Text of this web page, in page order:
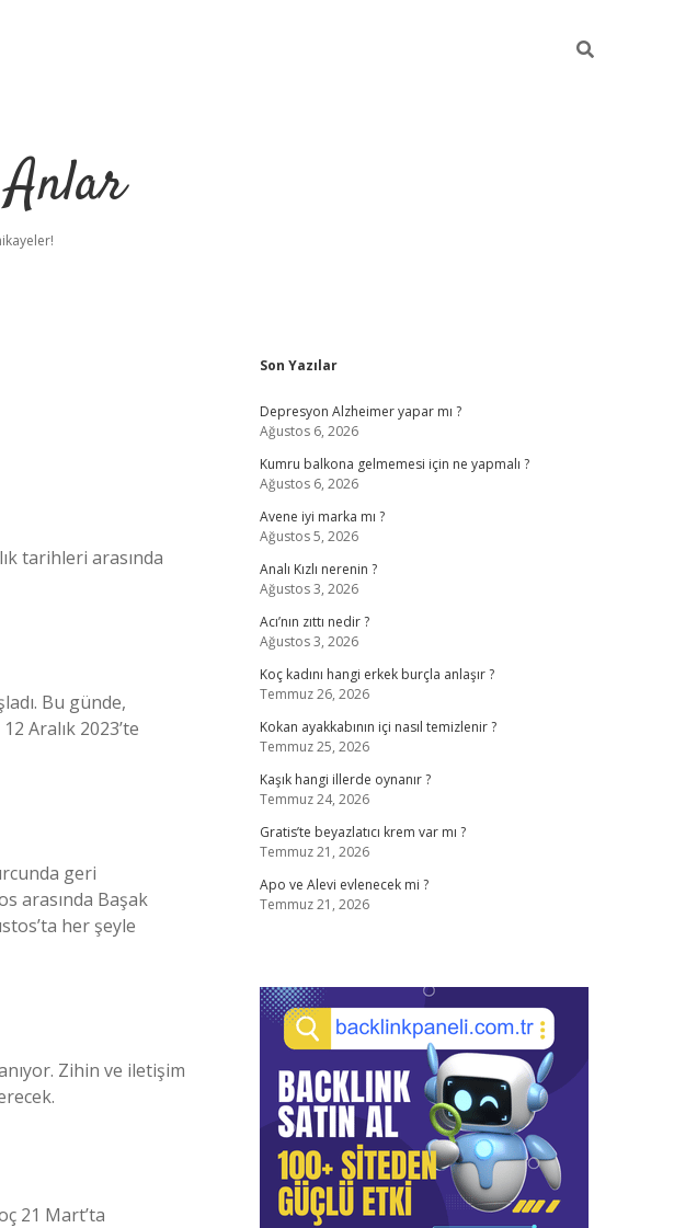
tarihleri ​​arasında
Bu günde,
Aralık 2023’te
geri
arasında Başak
her şeyle
Zihin ve iletişim
21 Mart’ta
Sidebar
Son Yazılar
Depresyon Alzheimer yapar mı ?
Ağustos 6, 2026
Kumru balkona gelmemesi için ne yapmalı ?
Ağustos 6, 2026
Avene iyi marka mı ?
Ağustos 5, 2026
Analı Kızlı nerenin ?
Ağustos 3, 2026
Acı’nın zıttı nedir ?
Ağustos 3, 2026
Koç kadını hangi erkek burçla anlaşır ?
Temmuz 26, 2026
Kokan ayakkabının içi nasıl temizlenir ?
Temmuz 25, 2026
Kaşık hangi illerde oynanır ?
Temmuz 24, 2026
Gratis’te beyazlatıcı krem var mı ?
Temmuz 21, 2026
Apo ve Alevi evlenecek mi ?
Temmuz 21, 2026